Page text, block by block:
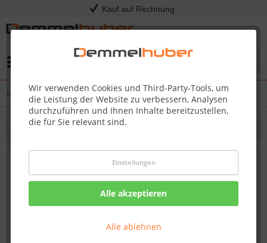
Kauf auf Rechnung
Wir verwenden Cookies und Third-Party-Tools, um
die Leistung der Website zu verbessern, Analysen
durchzuführen und Ihnen Inhalte bereitzustellen,
die für Sie relevant sind.
Einstellungen
Alle akzeptieren
Alle ablehnen
News
Filtern
Frühling kann kommen – alles für Ihre
perfekte Terrasse
Von: Nadine Wagner